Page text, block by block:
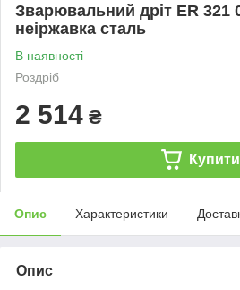
Зварювальний дріт ER 321
неіржавка сталь
В наявності
Роздріб
2 514 ₴
Купити
Опис Характеристики
Опис